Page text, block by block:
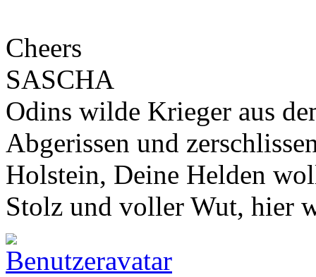
Cheers
SASCHA
Odins wilde Krieger aus
Abgerissen und
Holstein, Deine Helden
Stolz und voller Wut, hier